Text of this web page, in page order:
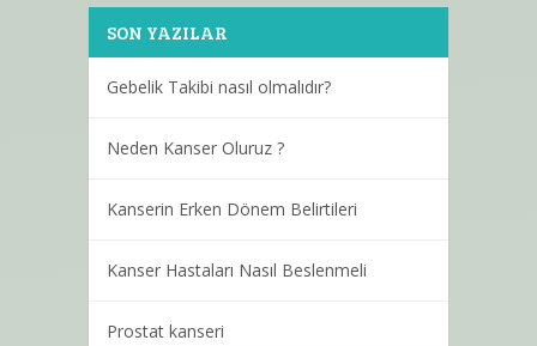
SON YAZILAR
Gebelik Takibi nasıl olmalıdır?
Neden Kanser Oluruz ?
Kanserin Erken Dönem Belirtileri
Kanser Hastaları Nasıl Beslenmeli
Prostat kanseri